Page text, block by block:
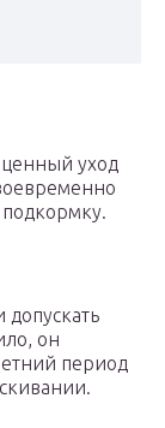
уход
он
период